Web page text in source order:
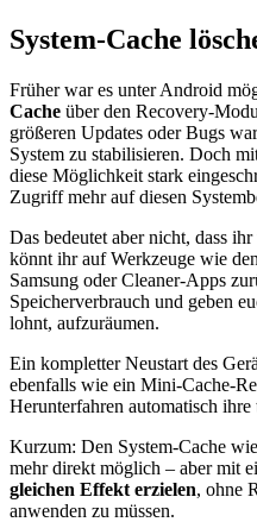
System-Cache
Früher war es unter Android
Cache über den Recovery-
größeren Updates oder Bugs
System zu stabilisieren. Doch
diese Möglichkeit stark
Zugriff mehr auf diesen
Das bedeutet aber nicht, dass
könnt ihr auf Werkzeuge wie den
Samsung oder Cleaner-Apps
Speicherverbrauch und geben
lohnt, aufzuräumen.
Ein kompletter Neustart des
ebenfalls wie ein Mini-Cache-
Herunterfahren automatisch ihre
Kurzum: Den System-Cache
mehr direkt möglich – aber mit
gleichen Effekt erzielen, ohne
anwenden zu müssen.